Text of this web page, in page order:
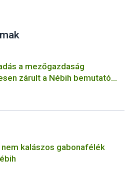
a mezőgazdaság
zárult a Nébih bemutató
kalászos gabonafélék